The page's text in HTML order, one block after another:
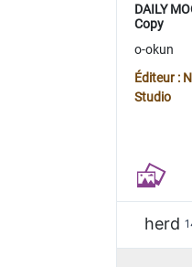
DAILY
Copy
o-okun
Éditeur :
Studio
herd